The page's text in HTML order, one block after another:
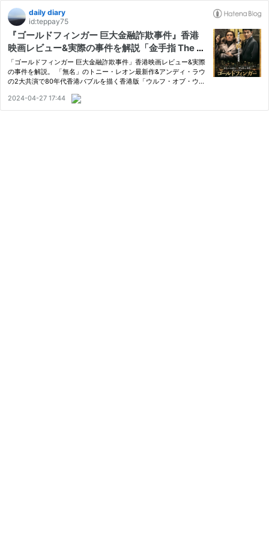
daily diary
id:teppay75
『ゴールドフィンガー 巨大金融詐欺事件』香港
映画レビュー&実際の事件を解説「金手指 The G
oldfinger (2023)」
「ゴールドフィンガー 巨大金融詐欺事件」香港映画レビュー&実際
の事件を解説。 「無名」のトニー・レオン最新作&アンディ・ラウ
の2大共演で80年代香港バブルを描く香港版「ウルフ・オブ・ウォ
黄金時代の香港アナザーサイドを描いた映画。 「金手指 The Gold
fi…
2024-04-27 17:44